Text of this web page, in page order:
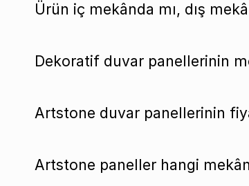
Ürün iç mekânda mı, dış
Dekoratif duvar panellerinin
Artstone duvar panellerinin
Artstone paneller hangi